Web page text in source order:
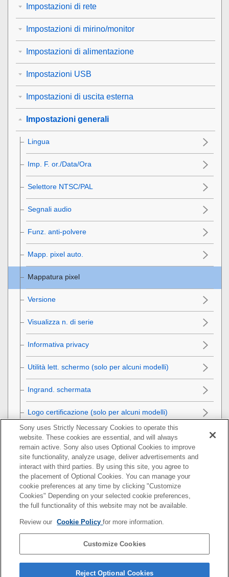
Impostazioni di rete
Impostazioni di mirino/monitor
Impostazioni di alimentazione
Impostazioni USB
Impostazioni di uscita esterna
Impostazioni generali
Lingua
Imp. F. or./Data/Ora
Selettore NTSC/PAL
Segnali audio
Funz. anti-polvere
Mapp. pixel auto.
Mappatura pixel
Versione
Visualizza n. di serie
Informativa privacy
Utilità lett. schermo (solo per alcuni modelli)
Ingrand. schermata
Logo certificazione (solo per alcuni modelli)
Salv./Caric. impost.
Ripristino impostaz.
Funzioni disponibili con uno smartphone
Uso di un computer
Utilizzo del servizio cloud
In caso di problemi
Sony uses Strictly Necessary Cookies to operate this
website. These cookies are essential, and will always
remain active. Sony also uses Optional Cookies to improve
site functionality, analyze usage, deliver advertisements and
interact with third parties. By using this site, you agree to
the placement of Optional Cookies. You can manage your
cookie preferences at any time by clicking "Customize
Cookies" Depending on your selected cookie preferences,
the full functionality of this website may not be available.
Review our Cookie Policyfor more information.
Customize Cookies
Reject Optional Cookies